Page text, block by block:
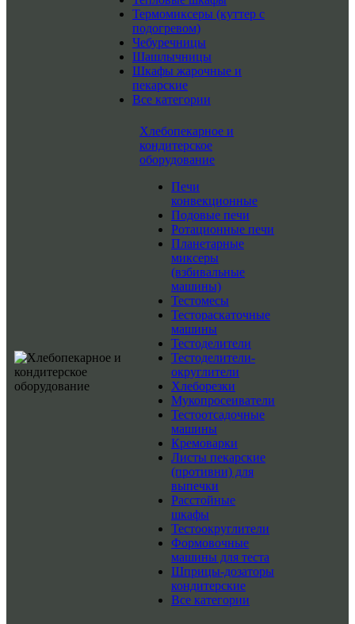
Термомиксеры (куттер с
подогревом)
Чебуречницы
Шашлычницы
Шкафы жарочные и
пекарские
Все категории
Хлебопекарное и
кондитерское
оборудование
Печи
конвекционные
Подовые печи
Ротационные печи
Планетарные
миксеры
(взбивальные
машины)
Тестомесы
Тестораскаточные
машины
Тестоделители
Тестоделители-
округлители
Хлеборезки
Мукопросеиватели
Тестоотсадочные
машины
Кремоварки
Листы пекарские
(противни) для
выпечки
Расстойные
шкафы
Тестоокруглители
Формовочные
машины для теста
Шприцы-дозаторы
кондитерские
Все категории